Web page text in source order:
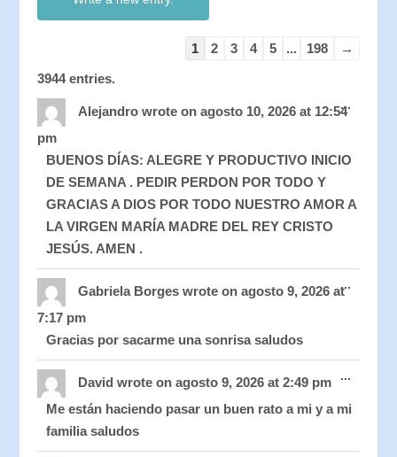
navigation
1
2 3 4 5 ... 198
→
3944 entries.
Alejandrowrote on agosto 10, 2026 at 12:54
pm
BUENOS DÍAS: ALEGRE Y PRODUCTIVO INICIO
DE SEMANA . PEDIR PERDON POR TODO Y
GRACIAS A DIOS POR TODO NUESTRO AMOR A
LA VIRGEN MARÍA MADRE DEL REY CRISTO
JESÚS. AMEN .
...this
Gabriela Borgeswrote on agosto 9, 2026 at
7:17 pm
Gracias por sacarme una sonrisa saludos
...this
Davidwrote on agosto 9, 2026 at 2:49 pm
Me están haciendo pasar un buen rato a mi y a mi
familia saludos
...this
navigation